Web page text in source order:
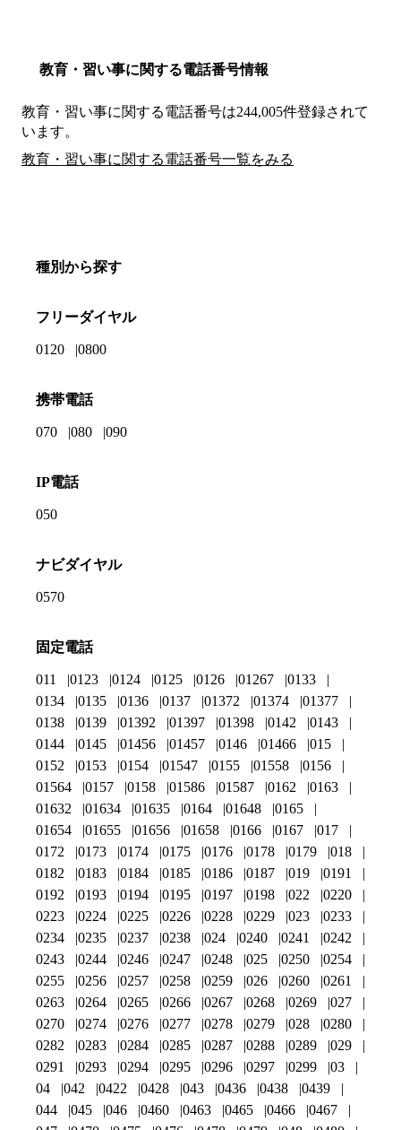
教育・習い事に関する電話番号情報
教育・習い事に関する電話番号は244,005件登録されて
います。
教育・習い事に関する電話番号一覧をみる
種別から探す
フリーダイヤル
0120 0800
携帯電話
070 080 090
IP電話
050
ナビダイヤル
0570
固定電話
011 0123 0124 0125 0126 01267
0133
0134
0135 0136 0137 01372 01374
01377
0138
0139 01392 01397 01398 0142
0143
0144
0145 01456 01457 0146 01466
015
0152
0153 0154 01547 0155 01558
0156
01564
0157 0158 01586 01587 0162
0163
01632
01634 01635 0164 01648
0165
01654
01655 01656 01658 0166 0167
017
0172
0173 0174 0175 0176 0178 0179
018
0182
0183 0184 0185 0186 0187 019
0191
0192
0193 0194 0195 0197 0198 022
0220
0223
0224 0225 0226 0228 0229 023
0233
0234
0235 0237 0238 024 0240 0241
0242
0243
0244 0246 0247 0248 025 0250
0254
0255
0256 0257 0258 0259 026 0260
0261
0263
0264 0265 0266 0267 0268 0269
027
0270
0274 0276 0277 0278 0279 028
0280
0282
0283 0284 0285 0287 0288 0289
029
0291
0293 0294 0295 0296 0297 0299
03
04
042 0422 0428 043 0436 0438
0439
044
045 046 0460 0463 0465 0466
0467